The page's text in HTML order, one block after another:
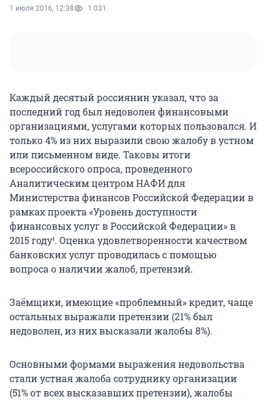
1 июля 2016, 12:38 1 031
Каждый десятый россиянин указал, что за
последний год был недоволен финансовыми
организациями, услугами которых пользовался. И
только 4% из них выразили свою жалобу в устном
или письменном виде. Таковы итоги
всероссийского опроса, проведенного
Аналитическим центром НАФИ для
Министерства финансов Российской Федерации в
рамках проекта «Уровень доступности
финансовых услуг в Российской Федерации» в
2015 году¹. Оценка удовлетворенности качеством
банковских услуг проводилась с помощью
вопроса о наличии жалоб, претензий.
Заёмщики, имеющие «проблемный» кредит, чаще
остальных выражали претензии (21% был
недоволен, из них высказали жалобы 8%).
Основными формами выражения недовольства
стали устная жалоба сотруднику организации
(51% от всех высказавших претензии), жалобы